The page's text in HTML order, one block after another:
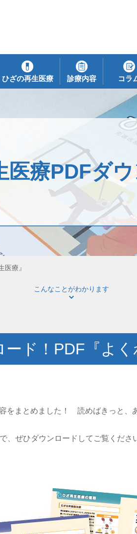
ひざの再生医療 診療内容 コラ
医療PDFダ
療』
こんなことがわかります
ド！PDF『よく
をまとめました！ 読めばきっと、
、ぜひダウンロードしてご覧くださ